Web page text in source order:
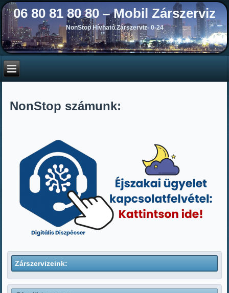
06 80 81 80 80 – Mobil Zárszerviz
NonStop Hívható Zárszerviz- 0-24
NonStop számunk:
Zárszervizeink: